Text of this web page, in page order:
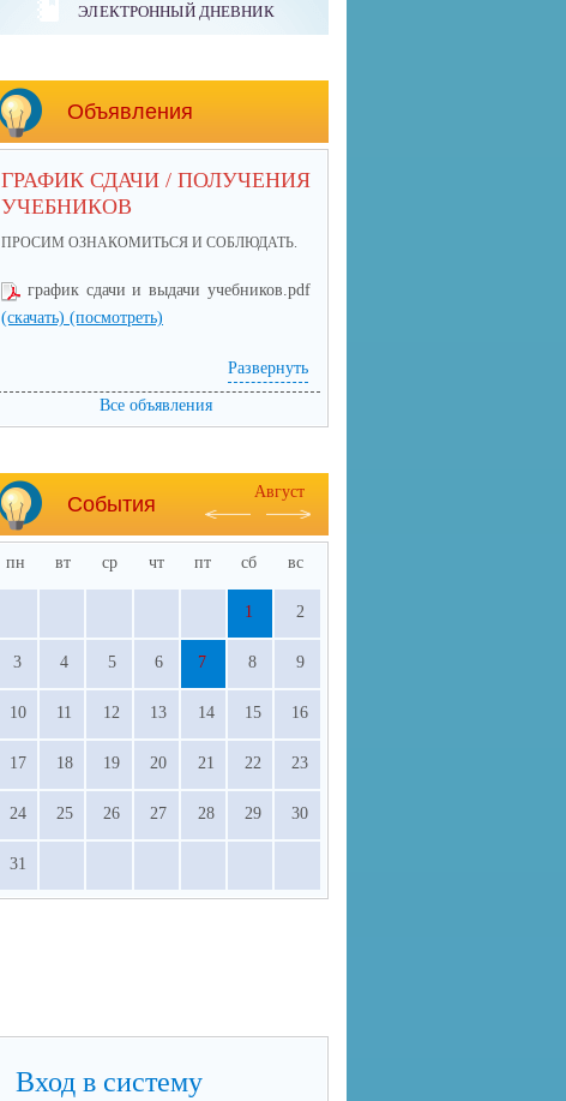
ЭЛЕКТРОННЫЙ ДНЕВНИК
Объявления
ГРАФИК СДАЧИ / ПОЛУЧЕНИЯ
УЧЕБНИКОВ
ПРОСИМ ОЗНАКОМИТЬСЯ И СОБЛЮДАТЬ.
график сдачи и выдачи учебников.pdf
(скачать) (посмотреть)
Развернуть
Все объявления
События
Август
пн вт ср чт пт сб вс
1 2
3 4 5 6 7 8 9
10 11 12 13 14 15 16
17 18 19 20 21 22 23
24 25 26 27 28 29 30
31
Вход в систему